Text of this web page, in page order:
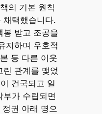
의 기본 원칙
채택했습니다.
봉 받고 조공을
지하며 우호적
등 다른 이웃
린 관계를 맺었
건국되고 일
부가 수립되면
권 아래 명으